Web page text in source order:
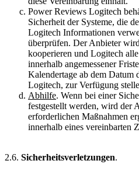
Power Reviews Logitech
Sicherheit der Systeme, die
Logitech Informationen
überprüfen. Der Anbieter
kooperieren und Logitech
innerhalb angemessener
Kalendertage ab dem Datum
Logitech, zur Verfügung
Abhilfe. Wenn bei einer
festgestellt werden, wird der
erforderlichen Maßnahmen
innerhalb eines vereinbarten
2.6. Sicherheitsverletzungen.